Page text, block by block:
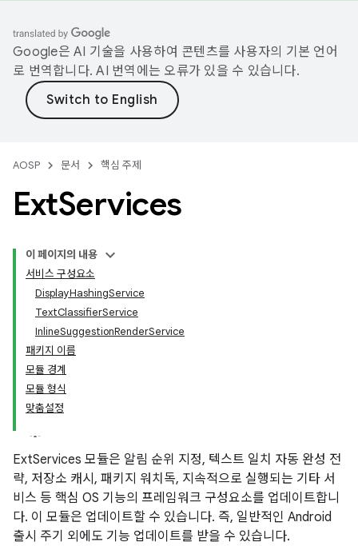
Google은 AI 기술을 사용하여 콘텐츠를 사용자의 기본 언어
로 번역합니다. AI 번역에는 오류가 있을 수 있습니다.
AOSP 문서 핵심 주제
ExtServices
이 페이지의 내용
서비스 구성요소
DisplayHashingService
TextClassifierService
InlineSuggestionRenderService
패키지 이름
모듈 경계
모듈 형식
맞춤설정
ExtServices 모듈은 알림 순위 지정, 텍스트 일치 자동 완성 전
략, 저장소 캐시, 패키지 워치독, 지속적으로 실행되는 기타 서
비스 등 핵심 OS 기능의 프레임워크 구성요소를 업데이트합니
다. 이 모듈은 업데이트할 수 있습니다. 즉, 일반적인 Android
출시 주기 외에도 기능 업데이트를 받을 수 있습니다.